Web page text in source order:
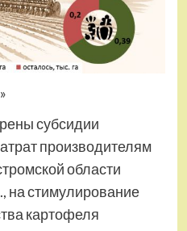
субсидии
производителям
области
на стимулирование
картофеля